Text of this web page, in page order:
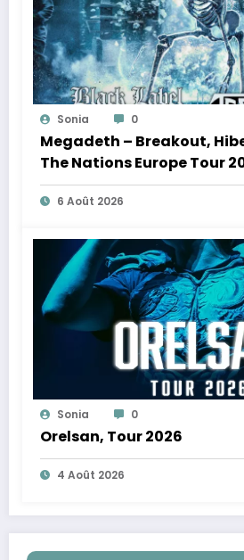
Sonia 0
Megadeth – Breakout,
The Nations Europe Tour
6 Août 2026
Sonia 0
Orelsan, Tour 2026
4 Août 2026